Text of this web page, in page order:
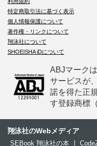
特定商取引法に基づく表示
個人情報保護について
著作権・リンクについて
翔泳社について
SHOEISHA iDについて
ABJマーク
サービスが
諾を得た正
す登録商標
翔泳社のWebメディア
SEBook 翔泳社の本